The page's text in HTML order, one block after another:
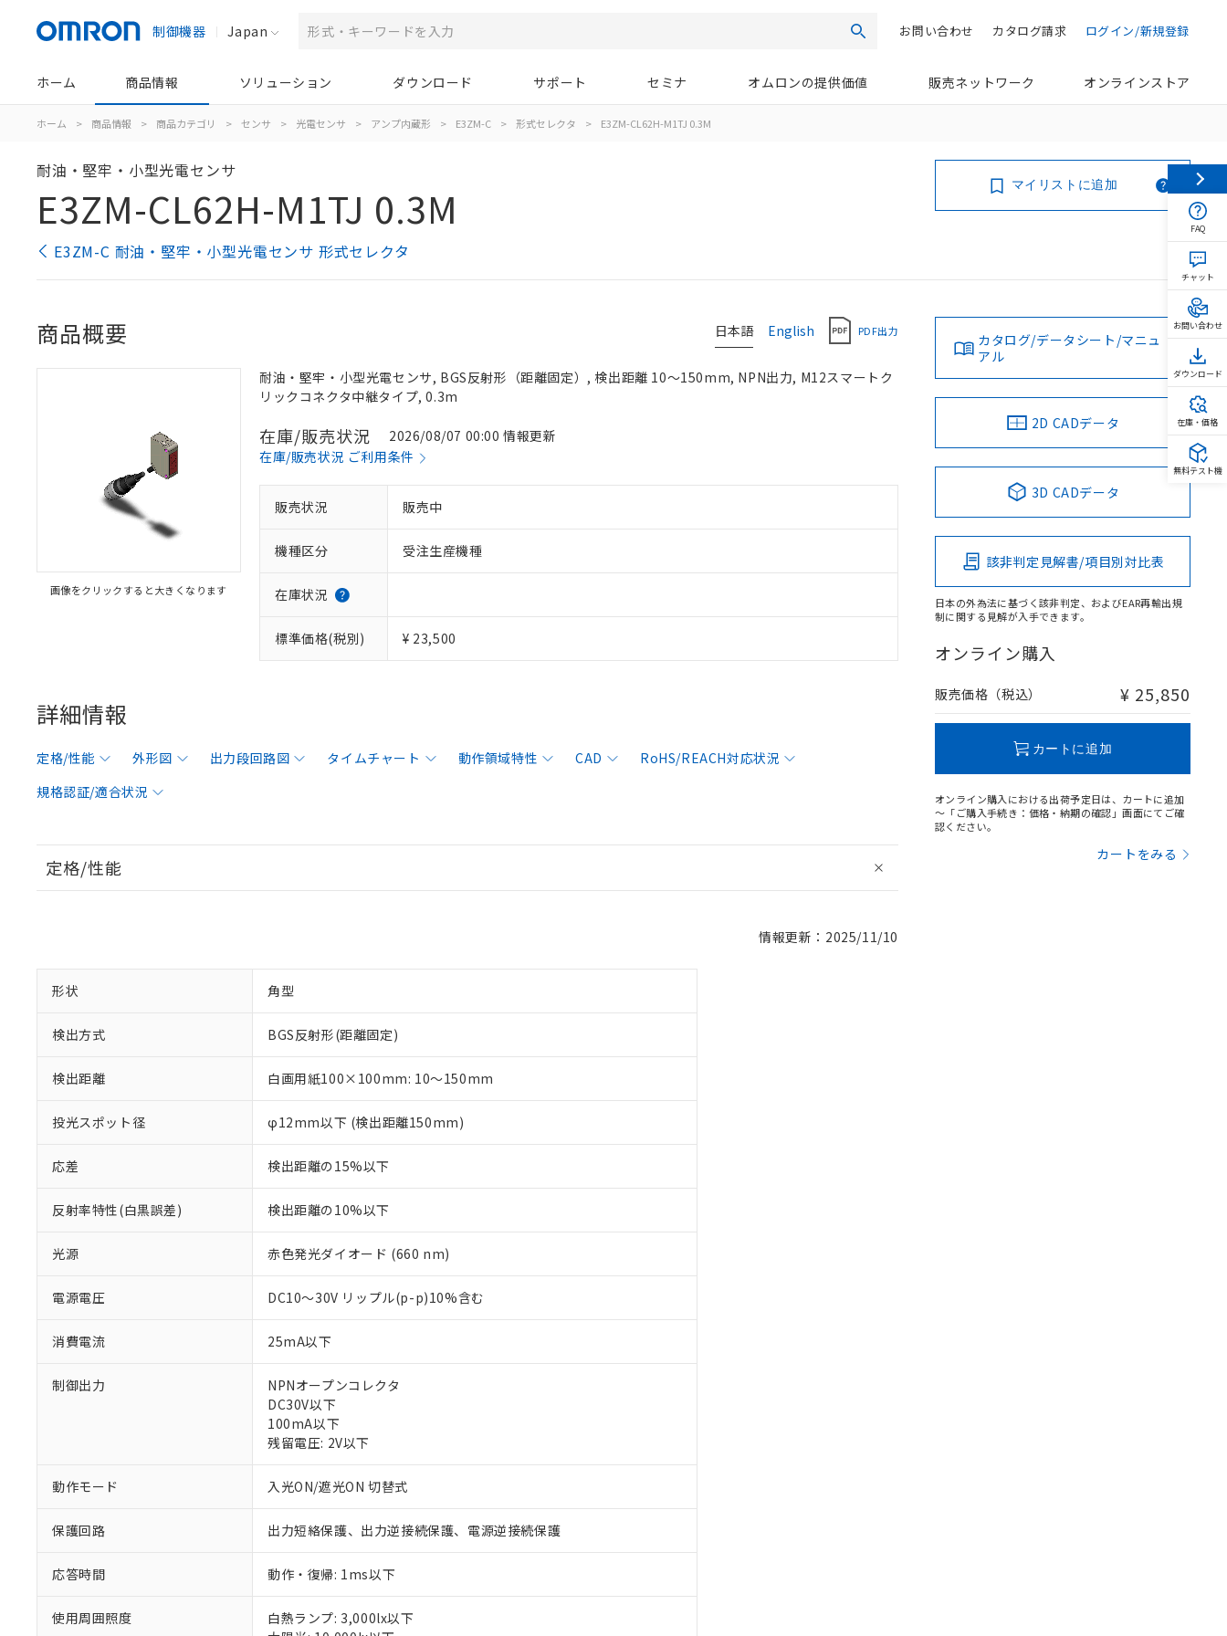
制御機器 Japan 検索 ログイン/新規登録
カタログ請求
お問い合わせ
ホーム 商品情報 ソリューション ダウンロード サポート セミナ オムロンの提供価値 販売ネットワーク オンラインストア
ホーム > 商品情報 > 商品カテゴリ > センサ > 光電センサ > アンプ内蔵形 > E3ZM-C > 形式セレクタ > E3ZM-CL62H-M1TJ 0.3M
耐油・堅牢・小型光電センサ
E3ZM-CL62H-M1TJ 0.3M
E3ZM-C 耐油・堅牢・小型光電センサ 形式セレクタ
マイリストに追加
日本語 English PDF出力
商品概要
画像をクリックすると大きくなります
耐油・堅牢・小型光電センサ, BGS反射形（距離固定）, 検出距離 10～150mm, NPN出力, M12スマートク
リックコネクタ中継タイプ, 0.3m
在庫/販売状況
2026/08/07 00:00 情報更新
在庫/販売状況 ご利用条件
販売状況 販売中
機種区分 受注生産機種
在庫状況
標準価格(税別) ¥ 23,500
詳細情報
定格/性能 外形図 出力段回路図 タイムチャート 動作領域特性 CAD
RoHS/REACH対応状況
規格認証/適合状況
定格/性能
情報更新：2025/11/10
形状 角型
検出方式 BGS反射形(距離固定)
検出距離 白画用紙100×100mm: 10～150mm
投光スポット径 φ12mm以下 (検出距離150mm)
応差 検出距離の15%以下
反射率特性(白黒誤差) 検出距離の10%以下
光源 赤色発光ダイオード (660 nm)
電源電圧 DC10～30V リップル(p-p)10%含む
消費電流 25mA以下
制御出力
NPNオープンコレクタ
DC30V以下
100mA以下
残留電圧: 2V以下
動作モード 入光ON/遮光ON 切替式
保護回路 出力短絡保護、出力逆接続保護、電源逆接続保護
応答時間 動作・復帰: 1ms以下
使用周囲照度
白熱ランプ: 3,000lx以下
カタログ/データシート/マニュ
アル
2D CADデータ
3D CADデータ
該非判定見解書/項目別対比表
日本の外為法に基づく該非判定、およびEAR再輸出規
制に関する見解が入手できます。
オンライン購入
販売価格（税込） ¥ 25,850
カートに追加
オンライン購入における出荷予定日は、カートに追加
～「ご購入手続き：価格・納期の確認」画面にてご確
認ください。
カートをみる
ご利用条件
以下の条件をお読みいただき、同意のうえご利用ください。
※1 対応状況
対応済み：EU RoHS指令（10物質）の非含有に対応した製品が提供可能な商品です。
対応予定：EU RoHS指令（10物質）の非含有に対応した製品に切り替える予定のある商品です。
対応予定なし：EU RoHS指令（10物質）の非含有に非対応の商品で、対応品を出す予定はありません。
非該当品：ライセンス料など無形物で、有害物質有無と関係のない商品です。
仕入先様の事情により、非含有部品としていたものが、含有品と判明した場合などやむを得ず変更すること
※1 中国RoHS○×表
「○」：最大均質材料含有率が中国RoHSの基準値以下であることを示します。
FAQ
チャット
お問い合わせ
ダウンロード
在庫・価格
無料テスト機